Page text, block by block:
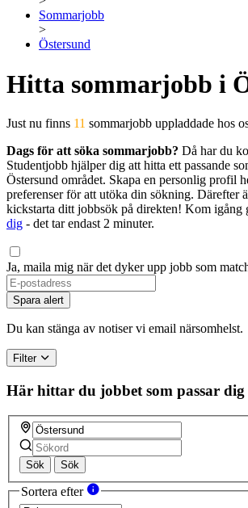
Sommarjobb
>
Östersund
Hitta sommarjobb i
Just nu finns 11 sommarjobb uppladdade hos
Dags för att söka sommarjobb? Då har du
Studentjobb hjälper dig att hitta ett passande
Östersund området. Skapa en personlig profil
preferenser för att utöka din sökning. Därefter
kickstarta ditt jobbsök på direkten! Kom igång
dig - det tar endast 2 minuter.
Ja, maila mig när det dyker upp jobb som
Spara alert
Du kan stänga av notiser vi email närsomhelst.
Filter
Här hittar du jobbet som passar dig
Sök Sök
Sortera efter